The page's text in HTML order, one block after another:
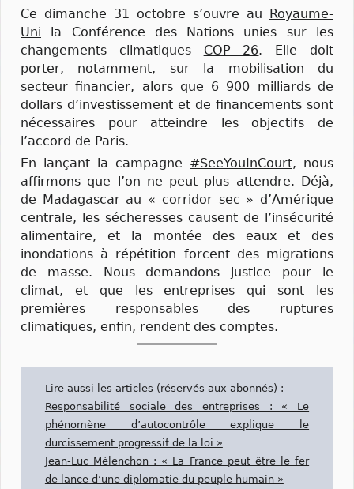
Ce dimanche 31 octobre s’ouvre au Royaume-
Uni la Conférence des Nations unies sur les
changements climatiques COP 26. Elle doit
porter, notamment, sur la mobilisation du
secteur financier, alors que 6 900 milliards de
dollars d’investissement et de financements sont
nécessaires pour atteindre les objectifs de
l’accord de Paris.
En lançant la campagne #SeeYouInCourt, nous
affirmons que l’on ne peut plus attendre. Déjà,
de Madagascar au « corridor sec » d’Amérique
centrale, les sécheresses causent de l’insécurité
alimentaire, et la montée des eaux et des
inondations à répétition forcent des migrations
de masse. Nous demandons justice pour le
climat, et que les entreprises qui sont les
premières responsables des ruptures
climatiques, enfin, rendent des comptes.
Lire aussi les articles (réservés aux abonnés) :
Responsabilité sociale des entreprises : « Le
phénomène d’autocontrôle explique le
durcissement progressif de la loi »
Jean-Luc Mélenchon : « La France peut être le fer
de lance d’une diplomatie du peuple humain »